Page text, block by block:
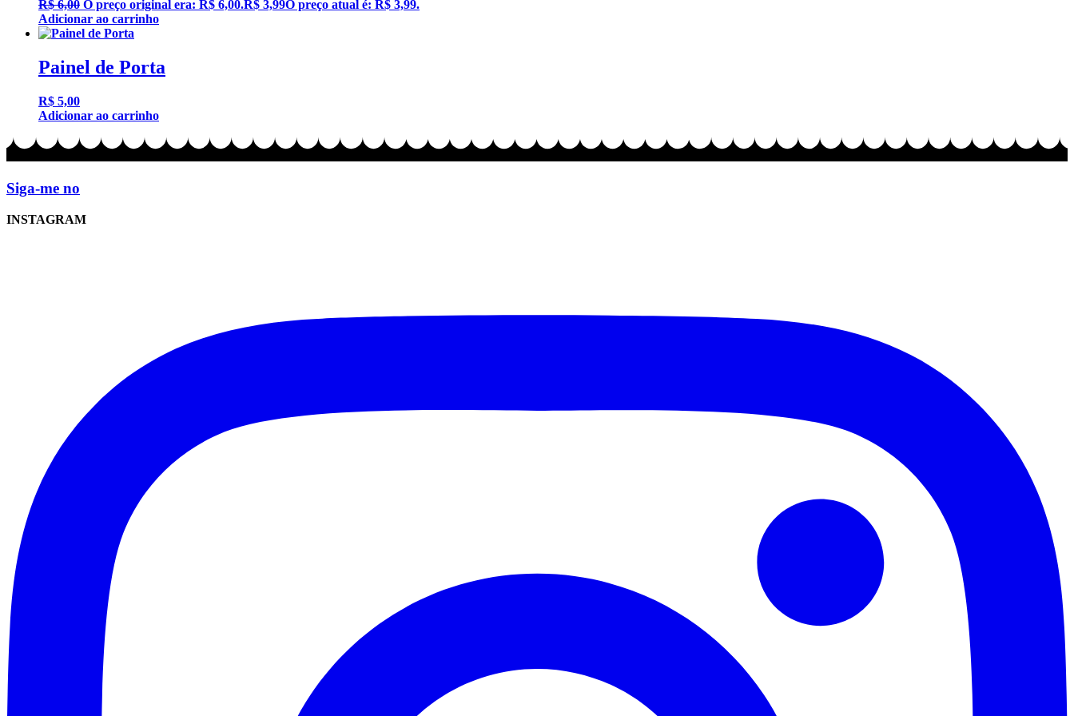
R$6,00 O preço original era: R$ 6,00.R$ 3,99O preço atual é: R$ 3,99.
Adicionar ao carrinho
Painel de Porta
R$ 5,00
Adicionar ao carrinho
Siga-me no
INSTAGRAM